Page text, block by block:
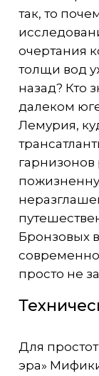
так, то
очертания
толщи вод
назад? Кто
далеком
Лемурия,
Бронзовых
просто не
Для
эра»